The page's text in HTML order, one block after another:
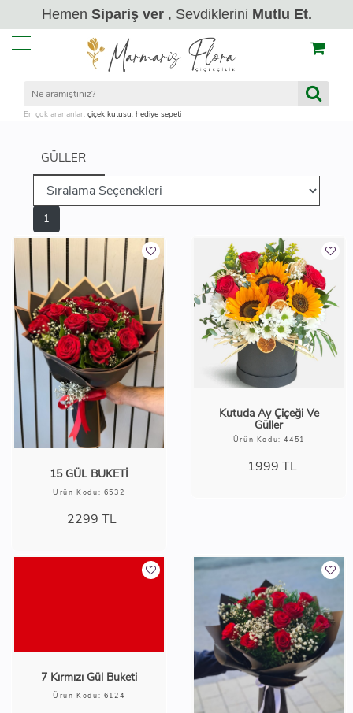
Hemen Sipariş ver, Sevdiklerini Mutlu Et.
En çok arananlar: çiçek kutusu, hediye sepeti
GÜLLER
1
15 GÜL BUKETİ
Ürün Kodu: 6532
2299 TL
Kutuda Ay Çiçeği Ve
Güller
Ürün Kodu: 4451
1999 TL
7 Kırmızı Gül Buketi
Ürün Kodu: 6124